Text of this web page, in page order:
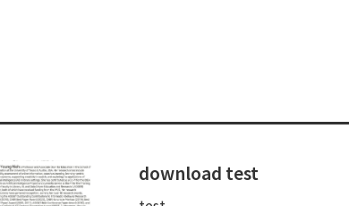
download test